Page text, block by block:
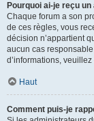
Pourquoi ai-je reçu
Chaque forum a son
de ces règles, vous
décision n’appartient
aucun cas
d’informations,
Haut
Comment puis-je